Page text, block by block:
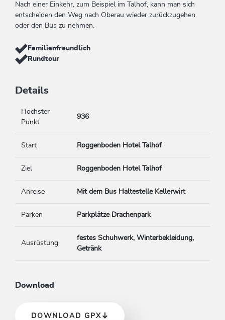
Nach einer Einkehr, zum Beispiel im Talhof, kann man sich
entscheiden den Weg nach Oberau wieder zurückzugehen
oder den Bus zu nehmen.
Familienfreundlich
Rundtour
Details
Höchster
Punkt
936
Start Roggenboden Hotel Talhof
Ziel Roggenboden Hotel Talhof
Anreise Mit dem Bus Haltestelle Kellerwirt
Parken Parkplätze Drachenpark
Ausrüstung
festes Schuhwerk, Winterbekleidung,
Getränk
Download
DOWNLOAD GPX